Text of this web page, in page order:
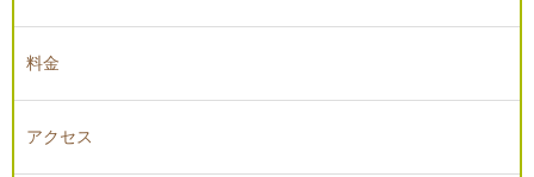
料金
アクセス